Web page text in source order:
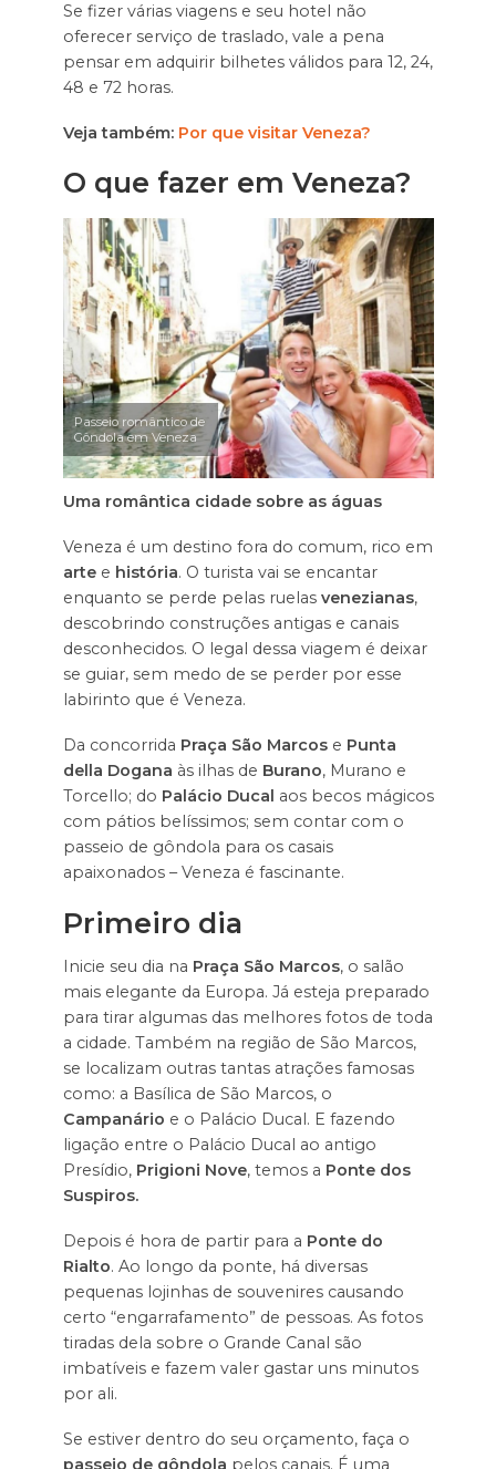
Se fizer várias viagens e seu hotel não
oferecer serviço de traslado, vale a pena
pensar em adquirir bilhetes válidos para 12, 24,
48 e 72 horas.
Veja também: Por que visitar Veneza?
O que fazer em Veneza?
Passeio romântico de
Gôndola em Veneza
Uma romântica cidade sobre as águas
Veneza é um destino fora do comum, rico em
arte e história. O turista vai se encantar
enquanto se perde pelas ruelas venezianas,
descobrindo construções antigas e canais
desconhecidos. O legal dessa viagem é deixar
se guiar, sem medo de se perder por esse
labirinto que é Veneza.
Da concorrida Praça São Marcose Punta
della Dogana às ilhas de Burano, Murano e
Torcello; do Palácio Ducal aos becos mágicos
com pátios belíssimos; sem contar com o
passeio de gôndola para os casais
apaixonados – Veneza é fascinante.
Primeiro dia
Inicie seu dia na Praça São Marcos, o salão
mais elegante da Europa. Já esteja preparado
para tirar algumas das melhores fotos de toda
a cidade. Também na região de São Marcos,
se localizam outras tantas atrações famosas
como: a Basílica de São Marcos, o
Campanário e o Palácio Ducal. E fazendo
ligação entre o Palácio Ducal ao antigo
Presídio,Prigioni Nove, temos a Ponte dos
Suspiros.
Depois é hora de partir para a Ponte do
Rialto. Ao longo da ponte, há diversas
pequenas lojinhas de souvenires causando
certo “engarrafamento” de pessoas. As fotos
tiradas dela sobre o Grande Canal são
imbatíveis e fazem valer gastar uns minutos
por ali.
Se estiver dentro do seu orçamento, faça o
passeio de gôndola pelos canais. É uma